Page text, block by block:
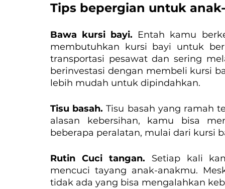
Tips bepergian untuk
Bawa kursi bayi. Entah kamu
membutuhkan kursi bayi untuk
transportasi pesawat dan sering
berinvestasi dengan membeli kursi
lebih mudah untuk dipindahkan.
Tisu basah. Tisu basah yang ramah
alasan kebersihan, kamu bisa
beberapa peralatan, mulai dari kursi
Rutin Cuci tangan. Setiap kali
mencuci tayang anak-anakmu.
tidak ada yang bisa mengalahkan